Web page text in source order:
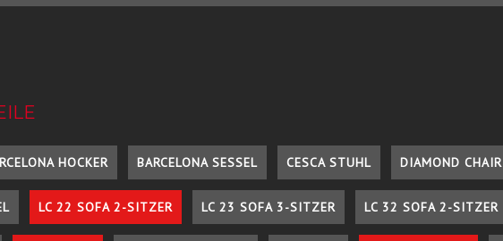
HOCKER BARCELONA SESSEL CESCA STUHL DIAMOND CHAIR
LC 22 SOFA 2-SITZER LC 23 SOFA 3-SITZER LC 32 SOFA 2-SITZER